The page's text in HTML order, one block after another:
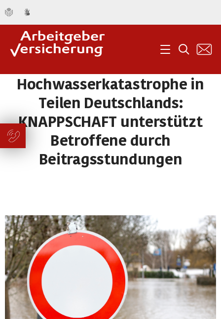
Menü Suche
Hochwasserkatastrophe in
Teilen Deutschlands:
KNAPPSCHAFT unterstützt
Betroffene durch
Beitragsstundungen